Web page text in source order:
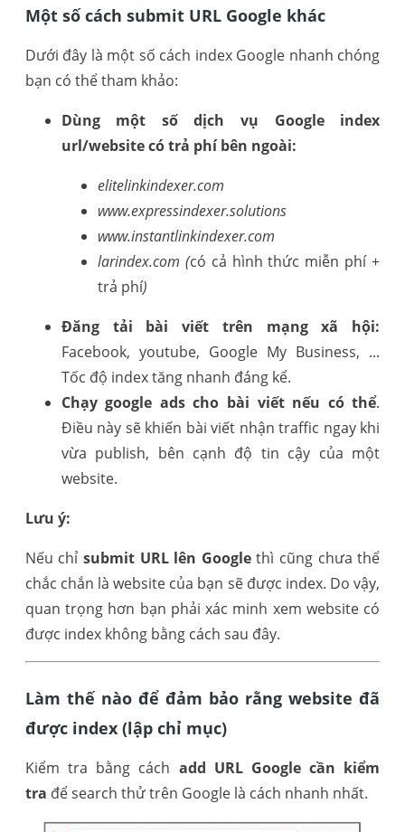
Một số cách submit URL Google khác
Dưới đây là một số cách index Google nhanh chóng
bạn có thể tham khảo:
Dùng một số dịch vụ Google index
url/website có trả phí bên ngoài:
elitelinkindexer.com
www.expressindexer.solutions
www.instantlinkindexer.com
larindex.com (có cả hình thức miễn phí +
trả phí)
Đăng tải bài viết trên mạng xã hội:
Facebook, youtube, Google My Business, ...
Tốc độ index tăng nhanh đáng kể.
Chạy google ads cho bài viết nếu có thể.
Điều này sẽ khiến bài viết nhận traffic ngay khi
vừa publish, bên cạnh độ tin cậy của một
website.
Lưu ý:
Nếu chỉsubmit URL lên Googlethì cũng chưa thể
chắc chắn là website của bạn sẽ được index. Do vậy,
quan trọng hơn bạn phải xác minh xem website có
được index không bằng cách sau đây.
Làm thế nào để đảm bảo rằng website đã
được index (lập chỉ mục)
Kiểm tra bằng cách add URL Google cần kiểm
tra để search thử trên Google là cách nhanh nhất.